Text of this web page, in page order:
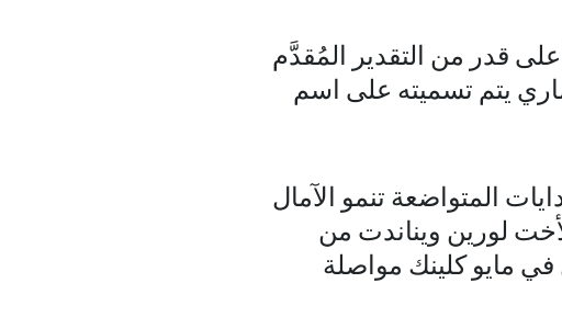
قدر من التقدير المُقدَّم
يتم تسميته على اسم
المتواضعة تنمو الآمال
لورين ويناندت من
مايو كلينك مواصلة